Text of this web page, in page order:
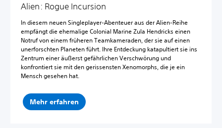
Alien: Rogue Incursion
In diesem neuen Singleplayer-Abenteuer aus der Alien-Reihe
empfängt die ehemalige Colonial Marine Zula Hendricks einen
Notruf von einem früheren Teamkameraden, der sie auf einen
unerforschten Planeten führt. Ihre Entdeckung katapultiert sie ins
Zentrum einer äußerst gefährlichen Verschwörung und
konfrontiert sie mit den gerissensten Xenomorphs, die je ein
Mensch gesehen hat.
Mehr erfahren